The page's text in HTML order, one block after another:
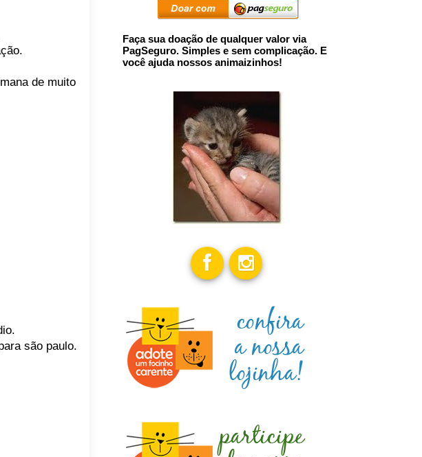
de muito
são paulo.
Faça sua doação de qualquer valor via
PagSeguro. Simples e sem complicação. E
você ajuda nossos animaizinhos!